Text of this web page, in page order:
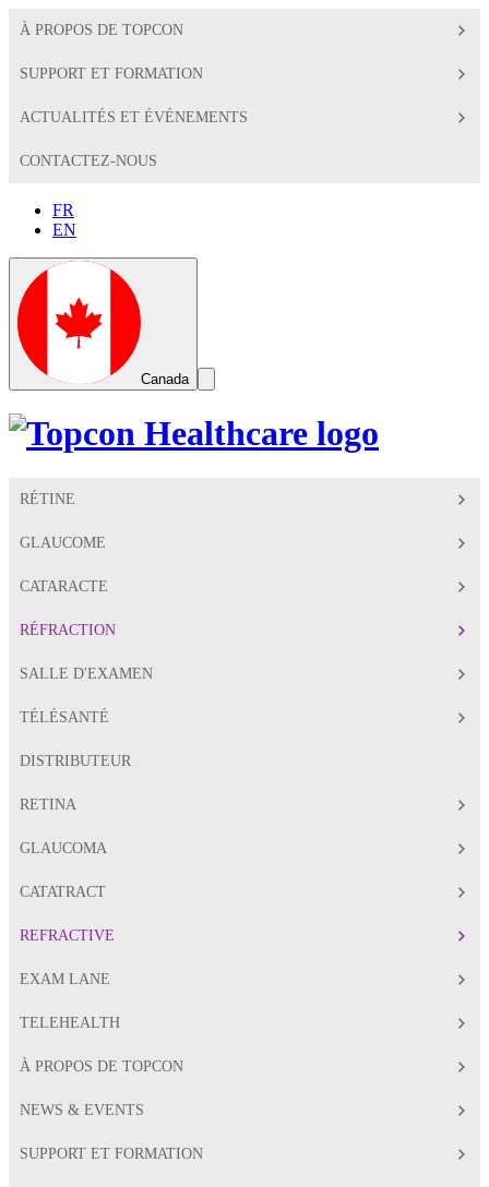
À PROPOS DE TOPCON
SUPPORT ET FORMATION
ACTUALITÉS ET ÉVÉNEMENTS
CONTACTEZ-NOUS
FR
EN
Canada
Search
RÉTINE
GLAUCOME
CATARACTE
RÉFRACTION
SALLE D'EXAMEN
TÉLÉSANTÉ
DISTRIBUTEUR
RETINA
GLAUCOMA
CATATRACT
REFRACTIVE
EXAM LANE
TELEHEALTH
À PROPOS DE TOPCON
NEWS & EVENTS
SUPPORT ET FORMATION